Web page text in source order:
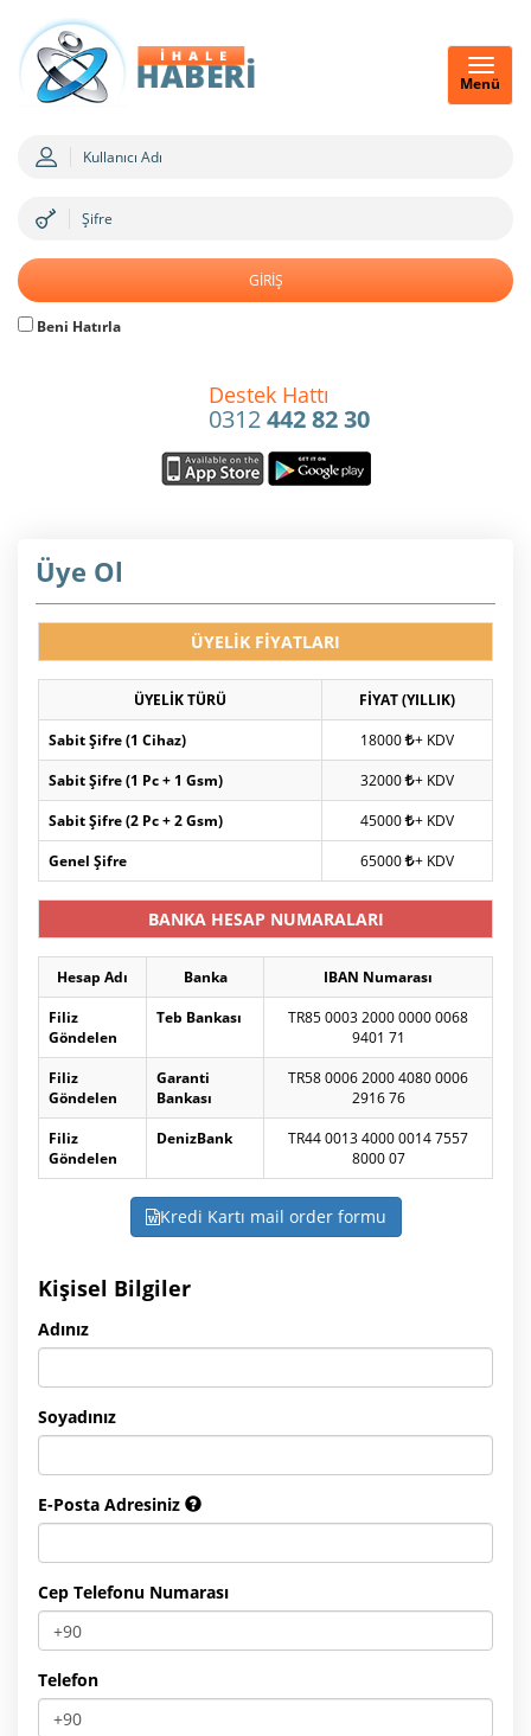
Menü
Beni Hatırla
Destek Hattı
0312442 82 30
Üye Ol
ÜYELİK FİYATLARI
ÜYELİK TÜRÜ
FİYAT (YILLIK)
Sabit Şifre (1 Cihaz)
18000 + KDV
Sabit Şifre (1 Pc + 1 Gsm)
32000 + KDV
Sabit Şifre (2 Pc + 2 Gsm)
45000 + KDV
Genel Şifre
65000 + KDV
BANKA HESAP NUMARALARI
Hesap Adı Banka
IBAN Numarası
Filiz
Göndelen
Teb Bankası
TR85 0003 2000 0000 0068
9401 71
Filiz
Göndelen
Garanti
Bankası
TR58 0006 2000 4080 0006
2916 76
Filiz
Göndelen
DenizBank
TR44 0013 4000 0014 7557
8000 07
Kredi Kartı mail order formu
Kişisel Bilgiler
Adınız
Soyadınız
E-Posta Adresiniz
Cep Telefonu Numarası
Telefon